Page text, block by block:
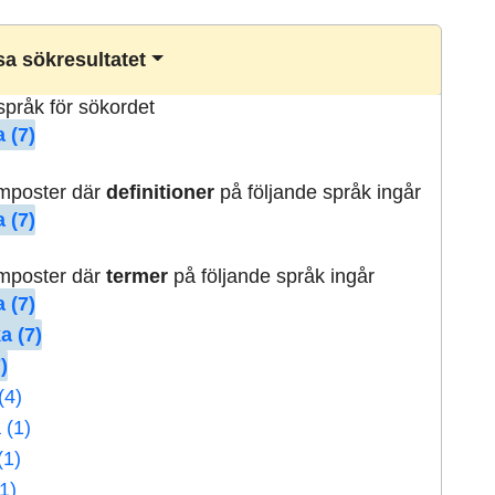
sökresultatet
för sökordet
(7)
därdefinitioner på följande språk ingår
(7)
därtermer på följande språk ingår
(7)
(7)
(1)